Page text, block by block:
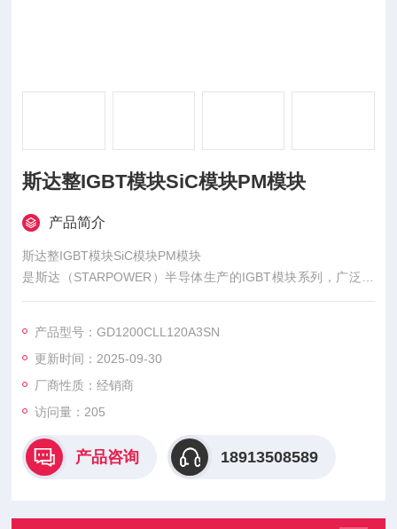
斯达整IGBT模块SiC模块PM模块
产品简介
斯达整IGBT模块SiC模块PM模块
是斯达（STARPOWER）半导体生产的IGBT模块系列，广泛应
用于电力电子领域，具有高电压、大电流、高可靠性等特点‌。
S、GD75CUT120C1S、GD75CLT120C1S、GD100CUT120C
1S、GD100CLT120C1S、GD100CUT120C2S、
产品型号：GD1200CLL120A3SN
更新时间：2025-09-30
厂商性质：经销商
访问量：205
产品咨询 18913508589